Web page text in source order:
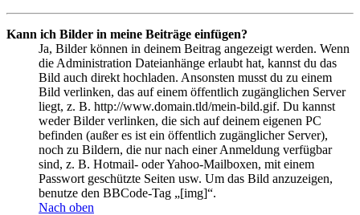
Kann ich Bilder in meine Beiträge einfügen?
Ja, Bilder können in deinem Beitrag angezeigt werden. Wenn
die Administration Dateianhänge erlaubt hat, kannst du das
Bild auch direkt hochladen. Ansonsten musst du zu einem
Bild verlinken, das auf einem öffentlich zugänglichen Server
liegt, z. B. http://www.domain.tld/mein-bild.gif. Du kannst
weder Bilder verlinken, die sich auf deinem eigenen PC
befinden (außer es ist ein öffentlich zugänglicher Server),
noch zu Bildern, die nur nach einer Anmeldung verfügbar
sind, z. B. Hotmail- oder Yahoo-Mailboxen, mit einem
Passwort geschützte Seiten usw. Um das Bild anzuzeigen,
benutze den BBCode-Tag „[img]“.
Nach oben